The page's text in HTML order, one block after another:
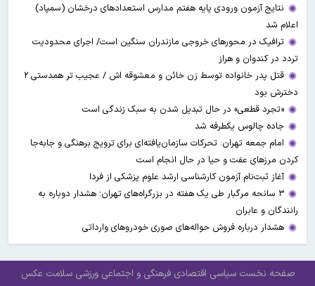
نتایج آزمون ورودی پایه هفتم مدارس استعدادهای درخشان (سمپاد)
اعلام شد
ترافیک در محورهای خروجی مازندران سنگین است/ اجرای محدودیت
تردد در کندوان و هراز
قتل پدر خانواده توسط زن خائن و معشوقه اش / عجیب تر همدستی ۲
دخترش بود
«تجرد قطعی» در حال تبدیل شدن به سبک زندگی است
جاده چالوس یکطرفه شد
امام جمعه تهران: تحرکات سازمان‌یافته‌ای برای ترویج برهنگی و جابه‌جا
کردن مرزهای عفت و حیا در حال انجام است
آغاز ثبت‌نام‌ آزمون کارشناسی ارشد علوم پزشکی از فردا
۳ سانحه مرگبار طی یک هفته در بزرگراه‌های تهران؛ هشدار دوباره به
رانندگان و عابران
هشدار درباره فروش حواله‌های صوری خودروهای وارداتی
صفحه نخست سیاسی اقتصادی فرهنگی و اجتماعی ورزشی سلامت عکس